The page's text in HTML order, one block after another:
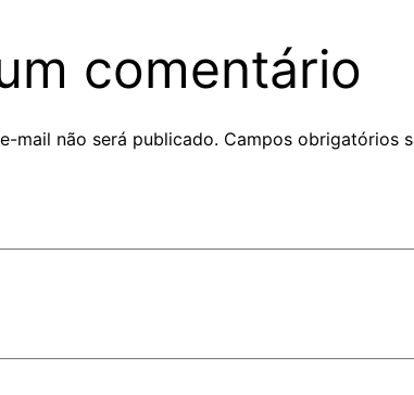
comentário
mail não será publicado. Campos obrigatórios